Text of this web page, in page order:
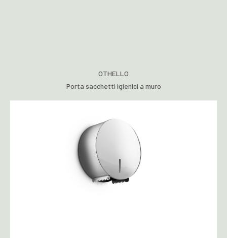
OTHELLO
Porta sacchetti igienici a muro